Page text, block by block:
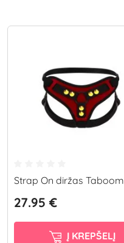
Strap On diržas Taboom
27.95 €
Į KREPŠELĮ